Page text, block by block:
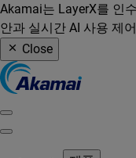
Akamai는 LayerX를 인
안과 실시간 AI 사용 제
Close